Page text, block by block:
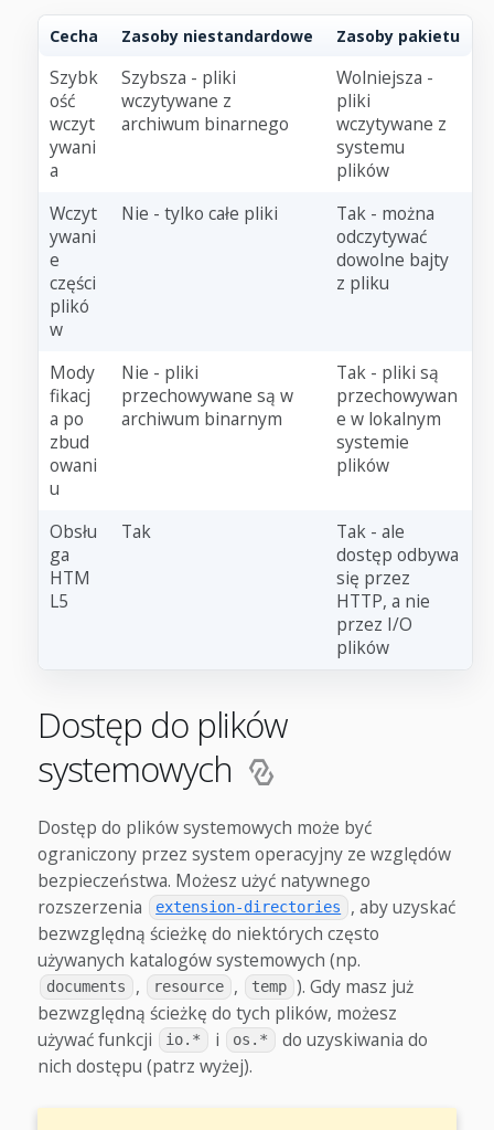
Cecha Zasoby niestandardowe Zasoby pakietu
Szybk
ość
wczyt
ywani
a
Szybsza - pliki
wczytywane z
archiwum binarnego
Wolniejsza -
pliki
wczytywane z
systemu
plików
Wczyt
ywani
e
części
plikó
w
Nie - tylko całe pliki
Tak - można
odczytywać
dowolne bajty
z pliku
Mody
fikacj
a po
zbud
owani
u
Nie - pliki
przechowywane są w
archiwum binarnym
Tak - pliki są
przechowywan
e w lokalnym
systemie
plików
Obsłu
ga
HTM
L5
Tak
Tak - ale
dostęp odbywa
się przez
HTTP, a nie
przez I/O
plików
Dostęp do plików
systemowych
Dostęp do plików systemowych może być
ograniczony przez system operacyjny ze względów
bezpieczeństwa. Możesz użyć natywnego
rozszerzenia
extension-directories
, aby uzyskać
bezwzględną ścieżkę do niektórych często
używanych katalogów systemowych (np.
documents , resource , temp ). Gdy masz już
bezwzględną ścieżkę do tych plików, możesz
używać funkcji
io.* i os.*
do uzyskiwania do
nich dostępu (patrz wyżej).